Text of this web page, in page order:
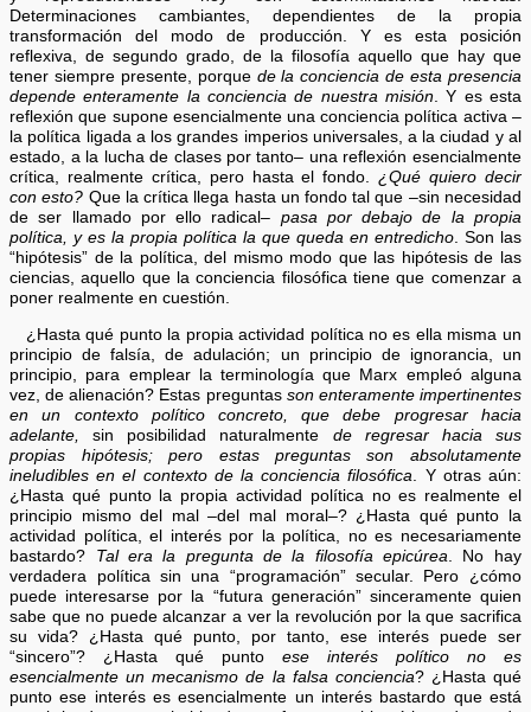
Determinaciones cambiantes, dependientes de la propia
transformación del modo de producción. Y es esta posición
reflexiva, de segundo grado, de la filosofía aquello que hay que
tener siempre presente, porque de la conciencia de esta presencia
depende enteramente la conciencia de nuestra misión. Y es esta
reflexión que supone esencialmente una conciencia política activa –
la política ligada a los grandes imperios universales, a la ciudad y al
estado, a la lucha de clases por tanto– una reflexión esencialmente
crítica, realmente crítica, pero hasta el fondo.¿Qué quiero decir
con esto? Que la crítica llega hasta un fondo tal que –sin necesidad
de ser llamado por ello radical– pasa por debajo de la propia
política, y es la propia política la que queda en entredicho. Son las
“hipótesis” de la política, del mismo modo que las hipótesis de las
ciencias, aquello que la conciencia filosófica tiene que comenzar a
poner realmente en cuestión.
¿Hasta qué punto la propia actividad política no es ella misma un
principio de falsía, de adulación; un principio de ignorancia, un
principio, para emplear la terminología que Marx empleó alguna
vez, de alienación? Estas preguntas son enteramente impertinentes
en un contexto político concreto, que debe progresar hacia
adelante, sin posibilidad naturalmente de regresar hacia sus
propias hipótesis; pero estas preguntas son absolutamente
ineludibles en el contexto de la conciencia filosófica. Y otras aún:
¿Hasta qué punto la propia actividad política no es realmente el
principio mismo del mal –del mal moral–? ¿Hasta qué punto la
actividad política, el interés por la política, no es necesariamente
bastardo? Tal era la pregunta de la filosofía epicúrea. No hay
verdadera política sin una “programación” secular. Pero ¿cómo
puede interesarse por la “futura generación” sinceramente quien
sabe que no puede alcanzar a ver la revolución por la que sacrifica
su vida? ¿Hasta qué punto, por tanto, ese interés puede ser
“sincero”? ¿Hasta qué punto ese interés político no es
esencialmente un mecanismo de la falsa conciencia? ¿Hasta qué
punto ese interés es esencialmente un interés bastardo que está